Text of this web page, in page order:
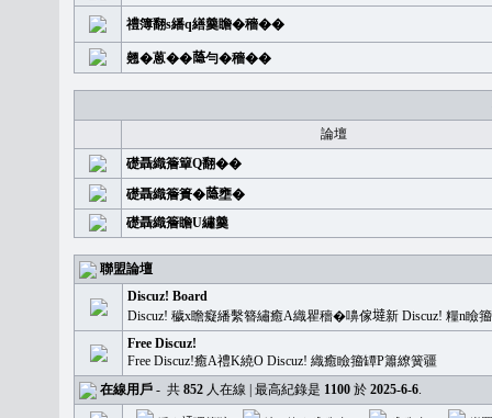
禮簿翻s繙q繕羹瞻�穡��
翹�蒽��𦻕勻�穡��
論壇
礎聶織簷簞Q翻��
礎聶織簷簣�𦻕壅�
礎聶織簷瞻U繡羹
聯盟論壇
Discuz! Board
Discuz! 穢x瞻癡繙繫簪繡癒A織瞿穡�嚊傢𡐿新 Discuz! 糧n
Free Discuz!
Free Discuz!癒A禮K繞O Discuz! 織癒瞼籀罈P簫繚簧疆
在線用戶 - 共 852 人在線 | 最高紀錄是 1100 於 2025-6-6.